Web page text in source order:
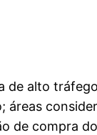
de alto
áreas
de compra